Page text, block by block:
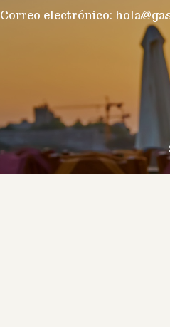
Correo electrónico: